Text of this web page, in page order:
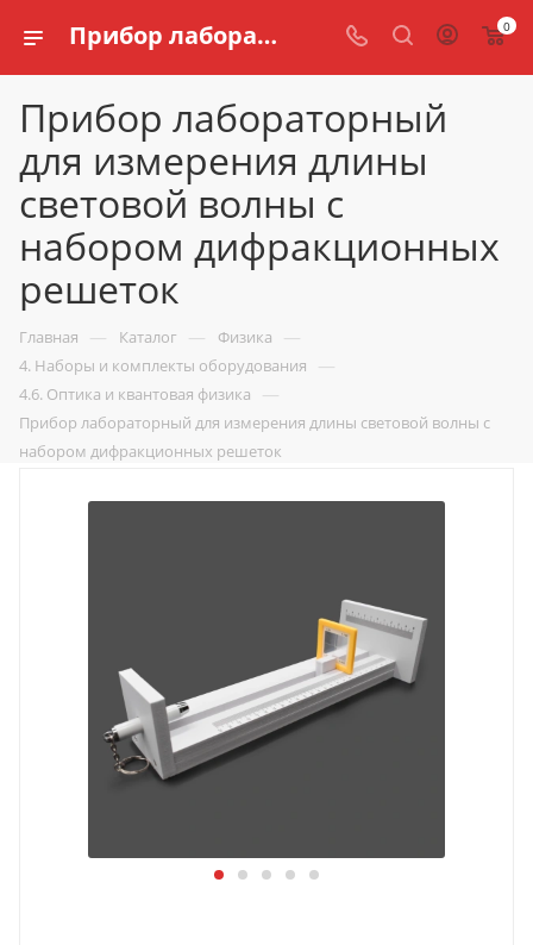
Прибор лабораторный для измерения длины световой волны с набором дифракционных решеток купить для кабинета физики по доступной цене в интернет магазине schools.ru 0
Прибор лабораторный
для измерения длины
световой волны с
набором дифракционных
решеток
Главная — Каталог — Физика —
4. Наборы и комплекты оборудования —
4.6. Оптика и квантовая физика —
Прибор лабораторный для измерения длины световой волны с
набором дифракционных решеток